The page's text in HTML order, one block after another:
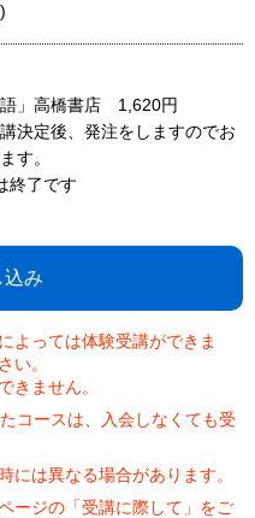
語」高橋書店 1,620円
決定後、発注をしますのでお
す。
終了です
込み
よっては体験受講ができま
い。
きません。
コースは、入会しなくても受
には異なる場合があります。
ージの「受講に際して」をご